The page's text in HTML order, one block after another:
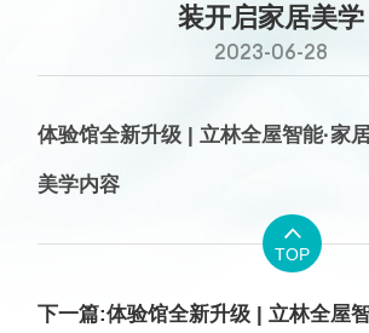
装开启家居美学
2023-06-28
体验馆全新升级 | 立林全屋智能·家
美学内容

TOP